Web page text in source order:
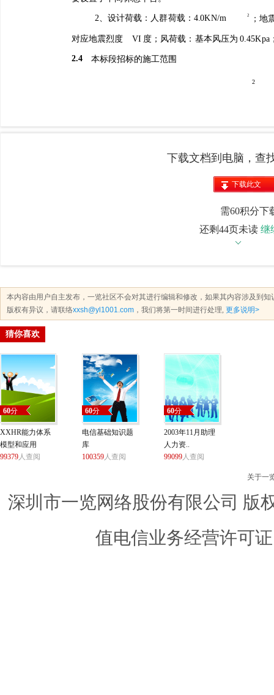
下载文档到电脑，查
下载此文
需60积分下
还剩44页未读 继
本内容由用户自主发布，一览社区不会对其进行编辑和修改，如果其内容涉及到
版权有异议，请联络xxsh@yl1001.com ，我们将第一时间进行处理, 更多说明>
猜你喜欢
60分
XXHR能力体系
模型和应用
99379人查阅
60分
电信基础知识题
库
100359人查阅
60分
2003年11月助理
人力资..
99099人查阅
关于一
深圳市一览网络股份有限公司 版
值电信业务经营许可